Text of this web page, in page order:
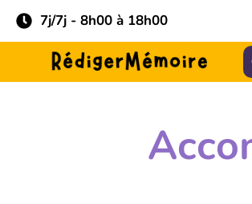
7j/7j - 8h00 à 18h00